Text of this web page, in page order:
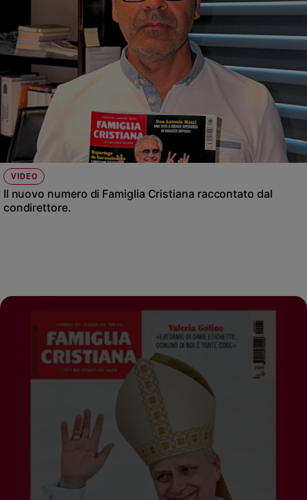
VIDEO
Il nuovo numero di Famiglia Cristiana raccontato dal
condirettore.